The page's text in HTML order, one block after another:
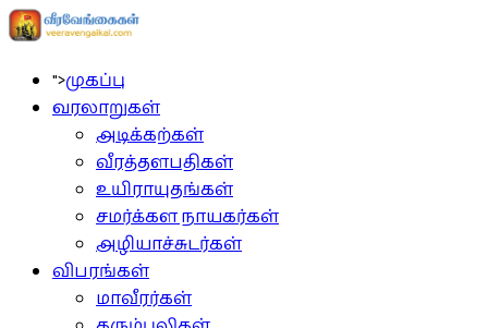
">முகப்பு
வரலாறுகள்
அடிக்கற்கள்
வீரத்தளபதிகள்
உயிராயுதங்கள்
சமர்க்கள நாயகர்கள்
அழியாச்சுடர்கள்
விபரங்கள்
மாவீரர்கள்